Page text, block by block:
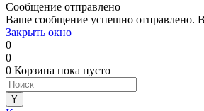
Сообщение отправлено
Ваше сообщение успешно отправлено.
Закрыть окно
0
0
0 Корзина пока пусто